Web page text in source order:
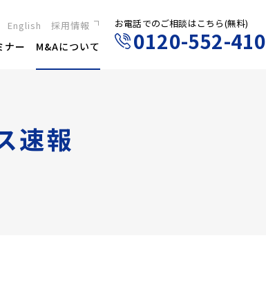
English 採用情報
新卒採用
キャリア採用
ナー M&Aについて
お電話でのご相談はこちら(無料)
0120-552-410
速報